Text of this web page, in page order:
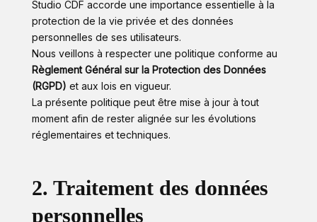
Studio CDF accorde une importance essentielle à la
protection de la vie privée et des données
personnelles de ses utilisateurs.
Nous veillons à respecter une politique conforme au
Règlement Général sur la Protection des Données
(RGPD) et aux lois en vigueur.
La présente politique peut être mise à jour à tout
moment afin de rester alignée sur les évolutions
réglementaires et techniques.
2. Traitement des données
personnelles